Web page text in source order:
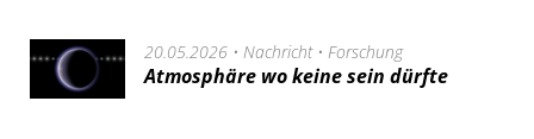
20.05.2026 • Nachricht• Forschung
Atmosphäre wo keine sein dürfte